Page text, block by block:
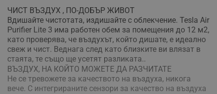
ЧИСТ ВЪЗДУХ , ПО-ДОБЪР ЖИВОТ
Вдишайте чистотата, издишайте с облекчение. Tesla Air
Purifier Lite 3 има работен обем за помещения до 12 м2,
като проверява, че въздухът, който дишате, е идеално
свеж и чист. Веднага след като близките ви влязат в
стаята, те също ще усетят разликата..
ВЪЗДУХ, НА КОЙТО МОЖЕТЕ ДА РАЗЧИТАТЕ
Не се тревожете за качеството на въздуха, никога
вече. С интегрираните сензори за качество на въздуха